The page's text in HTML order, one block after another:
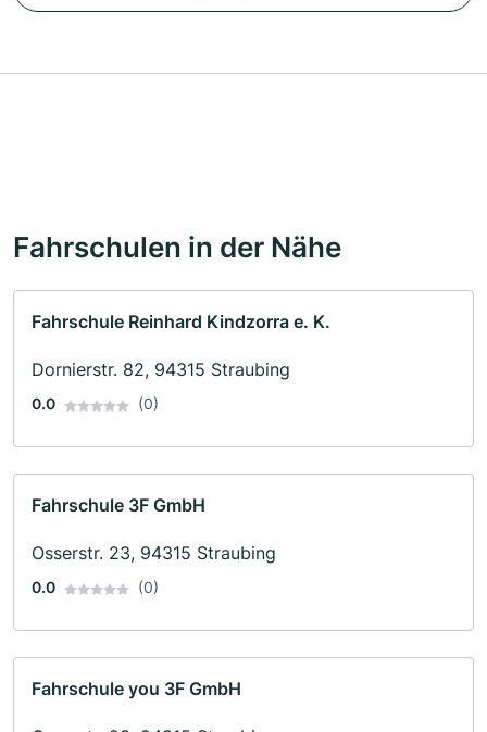
Fahrschulen in der Nähe
Fahrschule Reinhard Kindzorra e. K.
Dornierstr. 82, 94315 Straubing
0.0 (0)
Fahrschule 3F GmbH
Osserstr. 23, 94315 Straubing
0.0 (0)
Fahrschule you 3F GmbH